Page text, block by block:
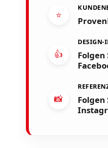
⭐
👍
DESIGN-
Folgen
📸
Folgen